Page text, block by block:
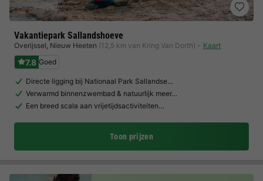
Vakantiepark Sallandshoeve
Overijssel, Nieuw Heeten (12,5 km van Kring Van Dorth) Kaart
7.8 Goed
Directe ligging bij Nationaal Park Sallandse…
Verwarmd binnenzwembad & natuurlijk meer…
Een breed scala aan vrijetijdsactiviteiten…
Toon prijzen